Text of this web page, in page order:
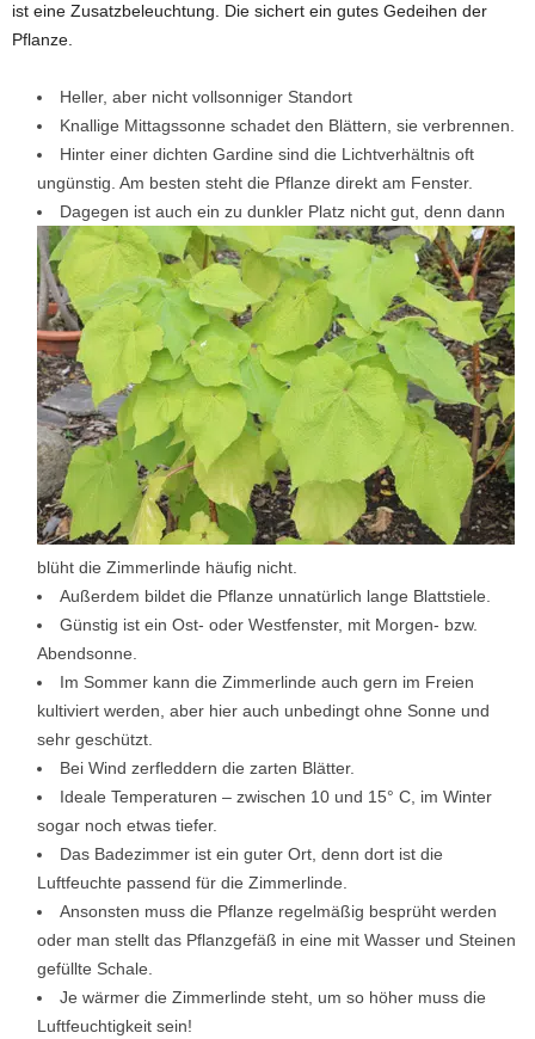
ist eine Zusatzbeleuchtung. Die sichert ein gutes Gedeihen der
Pflanze.
Heller, aber nicht vollsonniger Standort
Knallige Mittagssonne schadet den Blättern, sie verbrennen.
Hinter einer dichten Gardine sind die Lichtverhältnis oft
ungünstig. Am besten steht die Pflanze direkt am Fenster.
Dagegen ist auch ein zu dunkler Platz nicht gut, denn dann
blüht die Zimmerlinde häufig nicht.
Außerdem bildet die Pflanze unnatürlich lange Blattstiele.
Günstig ist ein Ost- oder Westfenster, mit Morgen- bzw.
Abendsonne.
Im Sommer kann die Zimmerlinde auch gern im Freien
kultiviert werden, aber hier auch unbedingt ohne Sonne und
sehr geschützt.
Bei Wind zerfleddern die zarten Blätter.
Ideale Temperaturen – zwischen 10 und 15° C, im Winter
sogar noch etwas tiefer.
Das Badezimmer ist ein guter Ort, denn dort ist die
Luftfeuchte passend für die Zimmerlinde.
Ansonsten muss die Pflanze regelmäßig besprüht werden
oder man stellt das Pflanzgefäß in eine mit Wasser und Steinen
gefüllte Schale.
Je wärmer die Zimmerlinde steht, um so höher muss die
Luftfeuchtigkeit sein!